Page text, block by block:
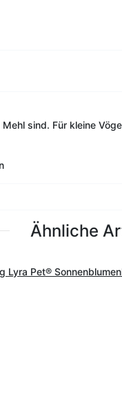
sind. Für kleine
Ähnliche